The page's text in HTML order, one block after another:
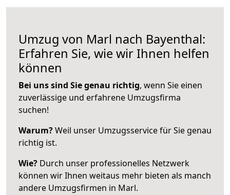
Umzug von Marl nach Bayenthal:
Erfahren Sie, wie wir Ihnen helfen
können
Bei uns sind Sie genau richtig, wenn Sie einen
zuverlässige und erfahrene Umzugsfirma
suchen!
Warum?Weil unser Umzugsservice für Sie genau
richtig ist.
Wie? Durch unser professionelles Netzwerk
können wir Ihnen weitaus mehr bieten als manch
andere Umzugsfirmen in Marl.